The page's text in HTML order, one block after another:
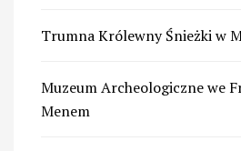
Trumna Królewny Śnieżki w
Muzeum Archeologiczne we
Menem